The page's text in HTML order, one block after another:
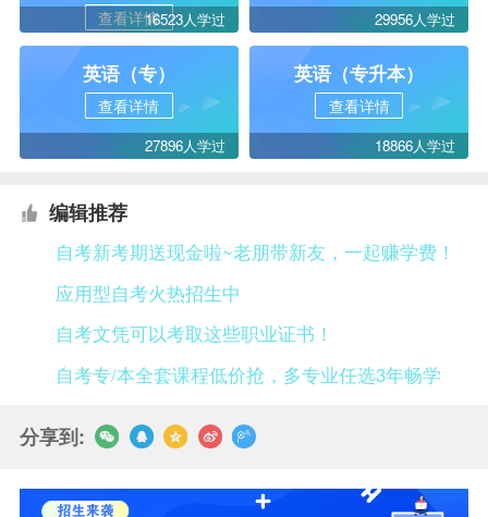
查看详情16523人学过 29956人学过
英语（专）
查看详情
27896人学过
英语（专升本）
查看详情
18866人学过
编辑推荐
自考新考期送现金啦~老朋带新友，一起赚学费！
应用型自考火热招生中
自考文凭可以考取这些职业证书！
自考专/本全套课程低价抢，多专业任选3年畅学
分享到: